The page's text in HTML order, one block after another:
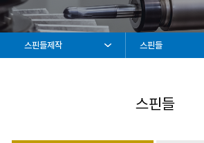
스핀들제작 스핀들
스핀들